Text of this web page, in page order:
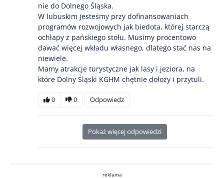
nie do Dolnego Śląska.
W lubuskim jesteśmy przy dofinansowaniach
programów rozwojowych jak biedota, której starczą
ochłapy z pańskiego stołu. Musimy procentowo
dawać więcej wkładu własnego, dlatego stać nas na
niewiele.
Mamy atrakcje turystyczne jak lasy i jeziora, na
które Dolny Śląski KGHM chętnie dołoży i przytuli.
0 0 Odpowiedz
Pokaż więcej odpowiedzi
reklama